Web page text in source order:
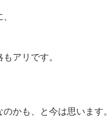
アリです。
かも、と今は思います。